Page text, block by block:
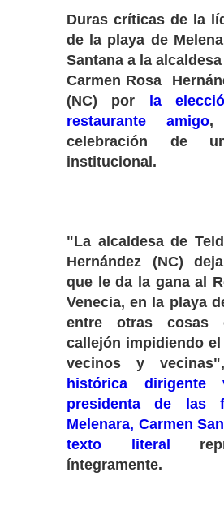
Duras críticas de la
de la playa de
Santana a la
Carmen Rosa
(NC) por la
restaurante amigo,
celebración de
institucional.
"La alcaldesa de
Hernández (NC)
que le da la gana al
Venecia, en la playa
entre otras cosas
callejón impidiendo el
vecinos y
histórica dirigente
presidenta de las
Melenara, Carmen
texto literal
íntegramente.